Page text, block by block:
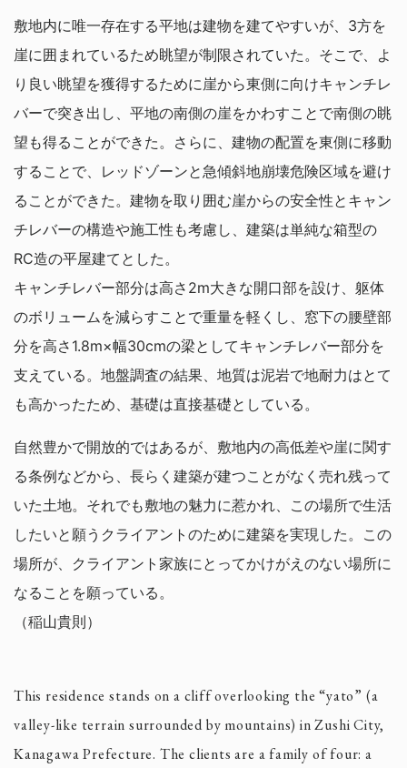
敷地内に唯一存在する平地は建物を建てやすいが、3方を
崖に囲まれているため眺望が制限されていた。そこで、よ
り良い眺望を獲得するために崖から東側に向けキャンチレ
バーで突き出し、平地の南側の崖をかわすことで南側の眺
望も得ることができた。さらに、建物の配置を東側に移動
することで、レッドゾーンと急傾斜地崩壊危険区域を避け
ることができた。建物を取り囲む崖からの安全性とキャン
チレバーの構造や施工性も考慮し、建築は単純な箱型の
RC造の平屋建てとした。
キャンチレバー部分は高さ2m大きな開口部を設け、躯体
のボリュームを減らすことで重量を軽くし、窓下の腰壁部
分を高さ1.8m×幅30cmの梁としてキャンチレバー部分を
支えている。地盤調査の結果、地質は泥岩で地耐力はとて
も高かったため、基礎は直接基礎としている。
自然豊かで開放的ではあるが、敷地内の高低差や崖に関す
る条例などから、⻑らく建築が建つことがなく売れ残って
いた土地。それでも敷地の魅力に惹かれ、この場所で生活
したいと願うクライアントのために建築を実現した。この
場所が、クライアント家族にとってかけがえのない場所に
なることを願っている。
（稲山貴則）
This residence stands on a cliff overlooking the “yato” (a
valley-like terrain surrounded by mountains) in Zushi City,
Kanagawa Prefecture. The clients are a family of four: a